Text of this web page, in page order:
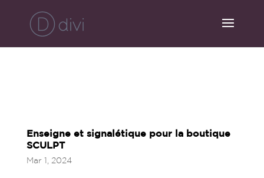
Enseigne et signalétique pour la boutique
SCULPT
Mar 1, 2024